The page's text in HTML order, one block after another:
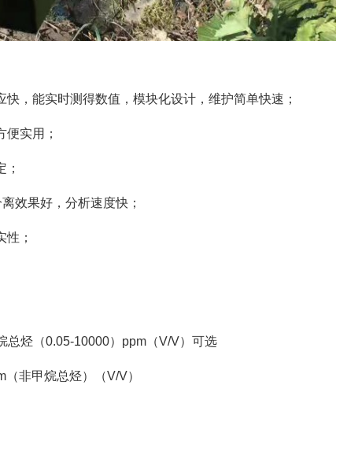
，能实时测得数值，模块化设计，维护简单快速；
实用；
效果好，分析速度快；
；
总烃（0.05-10000）ppm（V/V）可选
非甲烷总烃）（V/V）